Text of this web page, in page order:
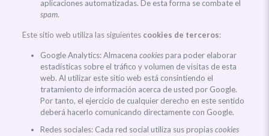
aplicaciones automatizadas. De esta forma se combate el
spam.
Este sitio web utiliza las siguientes cookies de terceros:
Google Analytics: Almacena cookiespara poder elaborar
estadísticas sobre el tráfico y volumen de visitas de esta
web. Al utilizar este sitio web está consintiendo el
tratamiento de información acerca de usted por Google.
Por tanto, el ejercicio de cualquier derecho en este sentido
deberá hacerlo comunicando directamente con Google.
Redes sociales: Cada red social utiliza sus propiascookies